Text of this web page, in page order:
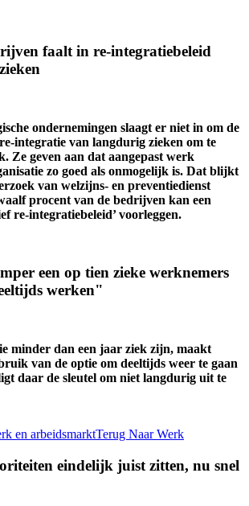
faalt in re-integratiebeleid
ondernemingen slaagt er niet in om de
integratie van langdurig zieken om te
Ze geven aan dat aangepast werk
zo goed als onmogelijk is. Dat blijkt
van welzijns- en preventiedienst
procent van de bedrijven kan een
re-integratiebeleid’ voorleggen.
een op tien zieke werknemers
werken"
minder dan een jaar ziek zijn, maakt
van de optie om deeltijds weer te gaan
daar de sleutel om niet langdurig uit te
en arbeidsmarktTerug Naar Werk
eindelijk juist zitten, nu snel